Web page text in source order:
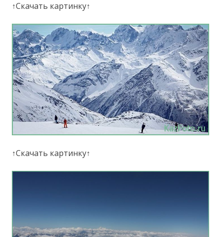
↑Скачать картинку↑
↑Скачать картинку↑